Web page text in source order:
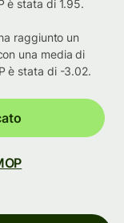
è stata di 1.95.
raggiunto un
una media di
è stata di -3.02.